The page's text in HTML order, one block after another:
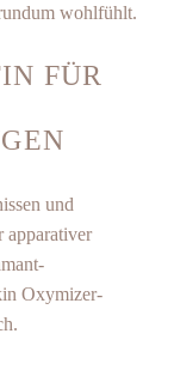
wohlfühlt.
FÜR
und
apparativer
Oxymizer-